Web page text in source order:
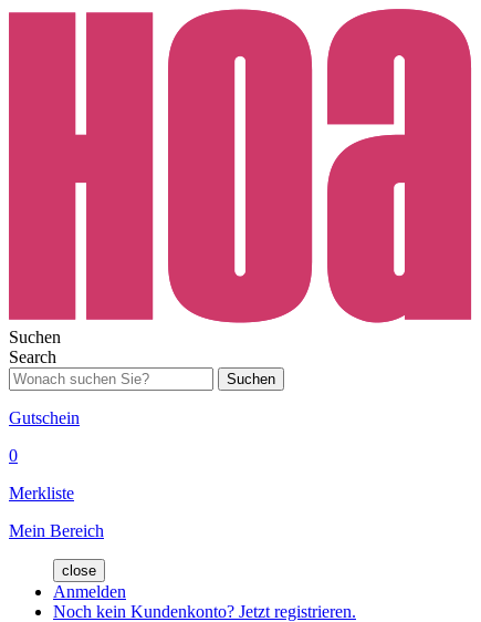
Suchen
Search
Suchen
Gutschein
0
Merkliste
Mein Bereich
close
Anmelden
Noch kein Kundenkonto? Jetzt registrieren.